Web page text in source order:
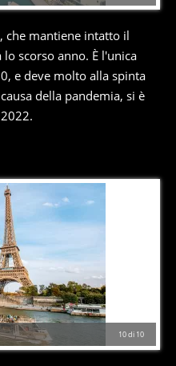
, che mantiene intatto il
scorso anno. È l'unica
e deve molto alla spinta
della pandemia, si è
10di 10